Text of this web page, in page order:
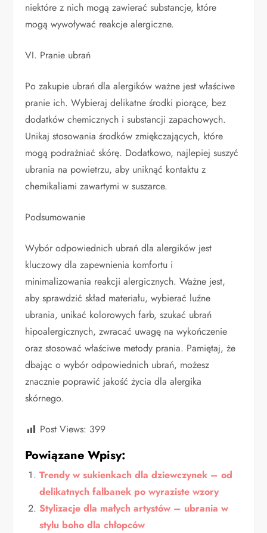
niektóre z nich mogą zawierać substancje, które
mogą wywoływać reakcje alergiczne.
VI. Pranie ubrań
Po zakupie ubrań dla alergików ważne jest właściwe
pranie ich. Wybieraj delikatne środki piorące, bez
dodatków chemicznych i substancji zapachowych.
Unikaj stosowania środków zmiękczających, które
mogą podrażniać skórę. Dodatkowo, najlepiej suszyć
ubrania na powietrzu, aby uniknąć kontaktu z
chemikaliami zawartymi w suszarce.
Podsumowanie
Wybór odpowiednich ubrań dla alergików jest
kluczowy dla zapewnienia komfortu i
minimalizowania reakcji alergicznych. Ważne jest,
aby sprawdzić skład materiału, wybierać luźne
ubrania, unikać kolorowych farb, szukać ubrań
hipoalergicznych, zwracać uwagę na wykończenie
oraz stosować właściwe metody prania. Pamiętaj, że
dbając o wybór odpowiednich ubrań, możesz
znacznie poprawić jakość życia dla alergika
skórnego.
Post Views: 399
Powiązane Wpisy:
Trendy w sukienkach dla dziewczynek – od
delikatnych falbanek po wyraziste wzory
Stylizacje dla małych artystów – ubrania w
stylu boho dla chłopców